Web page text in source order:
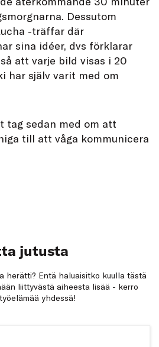
Dessutom
-träffar där
sina idéer, dvs förklarar
att varje bild visas i 20
har själv varit med om
tag sedan med om att
till att våga kommunicera
jutusta
herätti? Entä haluaisitko kuulla tästä
liittyvästä aiheesta lisää - kerro
yhdessä!